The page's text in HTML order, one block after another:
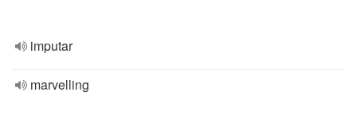
imputar
marvelling